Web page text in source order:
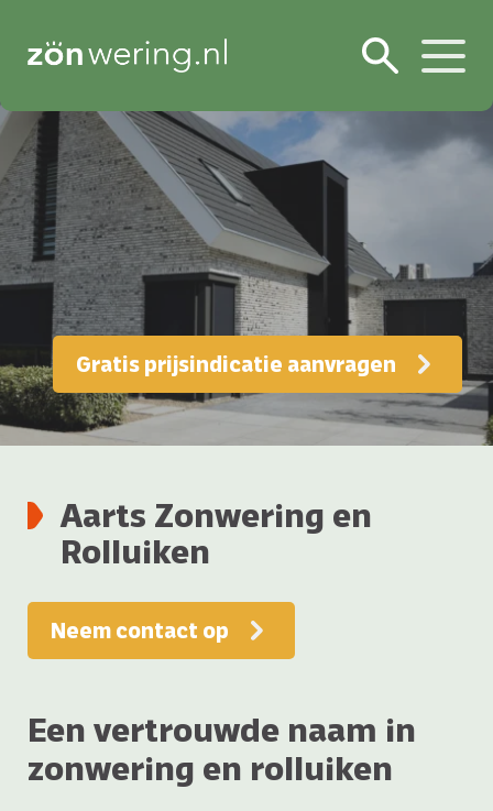
Gratis prijsindicatie aanvragen
Aarts Zonwering en
Rolluiken
Neem contact op
Een vertrouwde naam in
zonwering en rolluiken